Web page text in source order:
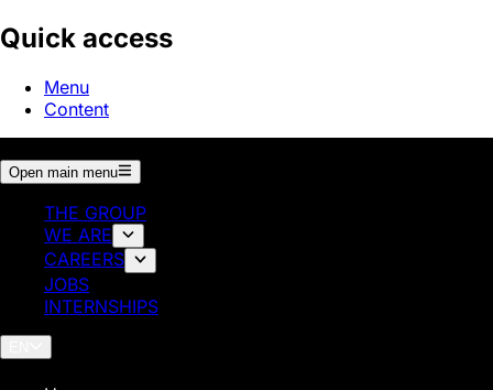
Quick access
Menu
Content
Open main menu
THE GROUP
WE ARE
CAREERS
JOBS
INTERNSHIPS